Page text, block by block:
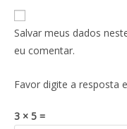
Salvar meus dados
eu comentar.
Favor digite a resposta
3 × 5 =